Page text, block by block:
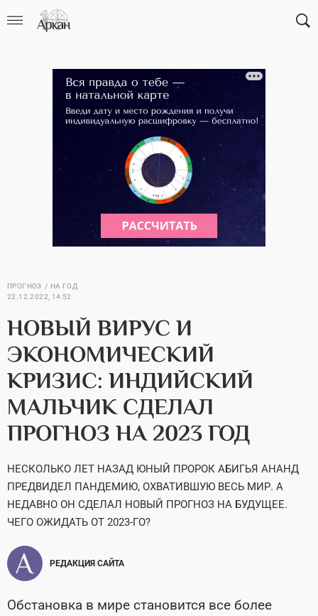
ПРОГНОЗ
НА ГОД
22.12.2022, 14:52
НОВЫЙ ВИРУС И
ЭКОНОМИЧЕСКИЙ
КРИЗИС: ИНДИЙСКИЙ
МАЛЬЧИК СДЕЛАЛ
ПРОГНОЗ НА 2023 ГОД
НЕСКОЛЬКО ЛЕТ НАЗАД ЮНЫЙ ПРОРОК АБИГЬЯ АНАНД
ПРЕДВИДЕЛ ПАНДЕМИЮ, ОХВАТИВШУЮ ВЕСЬ МИР. А
НЕДАВНО ОН СДЕЛАЛ НОВЫЙ ПРОГНОЗ НА БУДУЩЕЕ.
ЧЕГО ОЖИДАТЬ ОТ 2023-ГО?
РЕДАКЦИЯ САЙТА
Обстановка в мире становится все более